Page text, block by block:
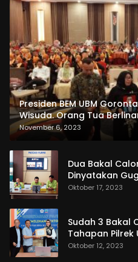
Presiden BEM UBM
Wisuda. Orang Tua
dan Pemasangan
November 6, 2023
Dua Bakal
Dinyatakan
Oktober 17, 2023
Sudah 3 Bakal
Tahapan Pilrek
Oktober 12, 2023